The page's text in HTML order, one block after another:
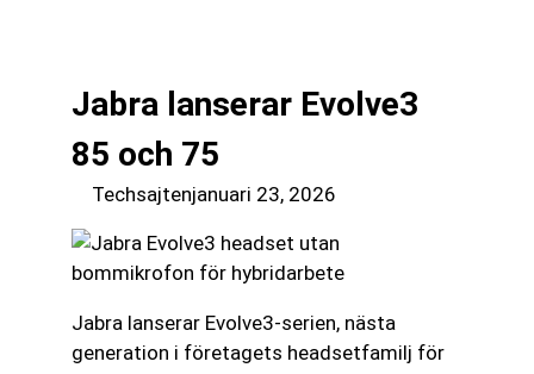
Jabra lanserar Evolve3
85 och 75
Techsajtenjanuari 23, 2026
Jabra lanserar Evolve3-serien, nästa
generation i företagets headsetfamilj för